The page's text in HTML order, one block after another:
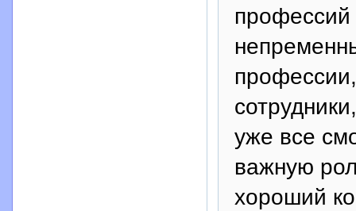
профессий
уже все
важную
хороший